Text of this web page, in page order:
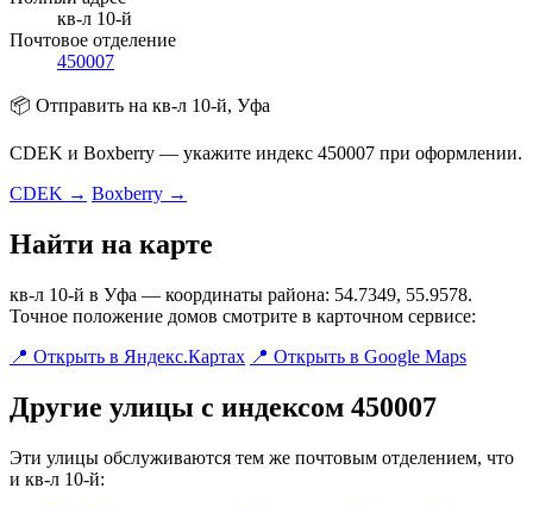
кв-л 10-й
Почтовое отделение
450007
📦 Отправить на кв-л 10-й, Уфа
CDEK и Boxberry — укажите индекс 450007 при оформлении.
CDEK → Boxberry →
Найти на карте
кв-л 10-й в Уфа — координаты района: 54.7349, 55.9578.
Точное положение домов смотрите в карточном сервисе:
📍 Открыть в Яндекс.Картах 📍 Открыть в Google Maps
Другие улицы с индексом 450007
Эти улицы обслуживаются тем же почтовым отделением, что
и кв-л 10-й: